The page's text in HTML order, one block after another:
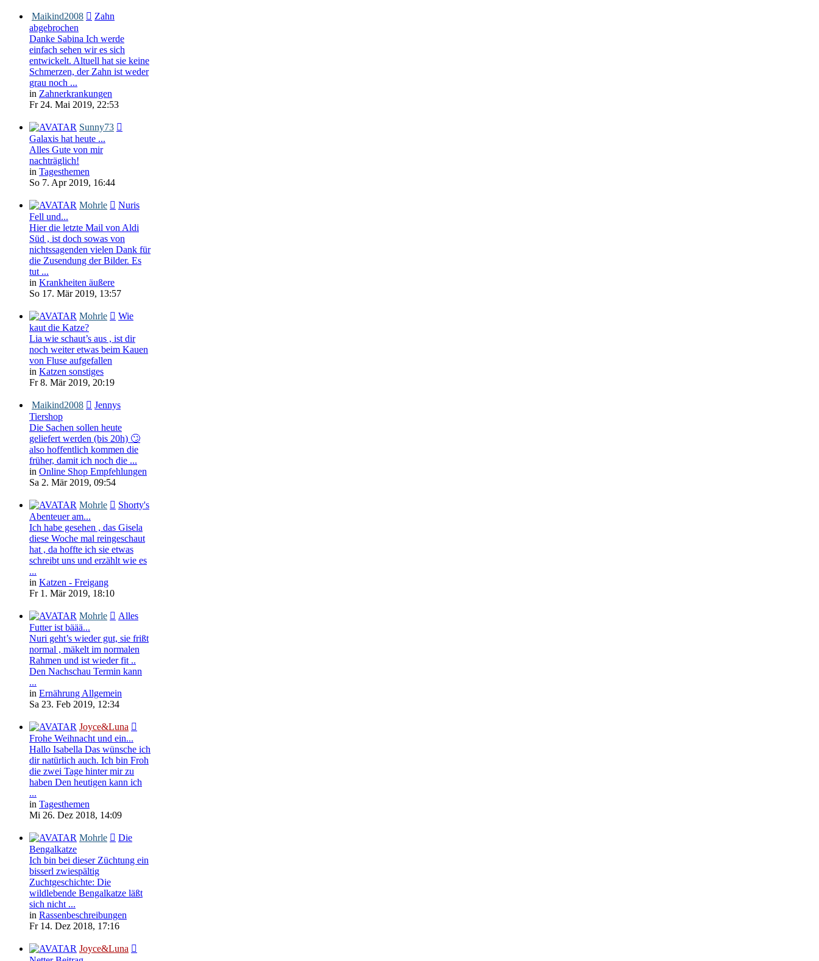
Maikind2008
Zahn
abgebrochen
Danke Sabina Ich werde
einfach sehen wir es sich
entwickelt. Altuell hat sie keine
Schmerzen, der Zahn ist weder
grau noch ...
in Zahnerkrankungen
Fr 24. Mai 2019, 22:53
Sunny73
Galaxis hat heute ...
Alles Gute von mir
nachträglich!
in Tagesthemen
So 7. Apr 2019, 16:44
Mohrle
Nuris
Fell und...
Hier die letzte Mail von Aldi
Süd , ist doch sowas von
nichtssagenden vielen Dank für
die Zusendung der Bilder. Es
tut ...
in Krankheiten äußere
So 17. Mär 2019, 13:57
Mohrle
Wie
kaut die Katze?
Lia wie schaut’s aus , ist dir
noch weiter etwas beim Kauen
von Fluse aufgefallen
in Katzen sonstiges
Fr 8. Mär 2019, 20:19
Maikind2008
Jennys
Tiershop
Die Sachen sollen heute
geliefert werden (bis 20h) 🙄
also hoffentlich kommen die
früher, damit ich noch die ...
in Online Shop Empfehlungen
Sa 2. Mär 2019, 09:54
Mohrle
Shorty's
Abenteuer am...
Ich habe gesehen , das Gisela
diese Woche mal reingeschaut
hat , da hoffte ich sie etwas
schreibt uns und erzählt wie es
...
in Katzen - Freigang
Fr 1. Mär 2019, 18:10
Mohrle
Alles
Futter ist bäää...
Nuri geht’s wieder gut, sie frißt
normal , mäkelt im normalen
Rahmen und ist wieder fit ..
Den Nachschau Termin kann
...
in Ernährung Allgemein
Sa 23. Feb 2019, 12:34
Joyce&Luna
Frohe Weihnacht und ein...
Hallo Isabella Das wünsche ich
dir natürlich auch. Ich bin Froh
die zwei Tage hinter mir zu
haben Den heutigen kann ich
...
in Tagesthemen
Mi 26. Dez 2018, 14:09
Mohrle
Die
Bengalkatze
Ich bin bei dieser Züchtung ein
bisserl zwiespältig
Zuchtgeschichte: Die
wildlebende Bengalkatze läßt
sich nicht ...
in Rassenbeschreibungen
Fr 14. Dez 2018, 17:16
Joyce&Luna